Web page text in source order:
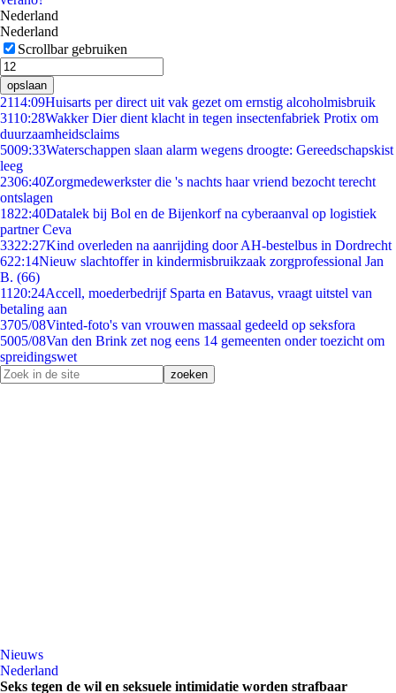
Nederland
Nederland
Scrollbar gebruiken
opslaan
2114:09Huisarts per direct uit vak gezet om ernstig alcoholmisbruik
3110:28Wakker Dier dient klacht in tegen insectenfabriek Protix om
duurzaamheidsclaims
5009:33Waterschappen slaan alarm wegens droogte: Gereedschapskist
leeg
2306:40Zorgmedewerkster die 's nachts haar vriend bezocht terecht
ontslagen
1822:40Datalek bij Bol en de Bijenkorf na cyberaanval op logistiek
partner Ceva
3322:27Kind overleden na aanrijding door AH-bestelbus in Dordrecht
622:14Nieuw slachtoffer in kindermisbruikzaak zorgprofessional Jan
B. (66)
11 20:24Accell, moederbedrijf Sparta en Batavus, vraagt uitstel van
betaling aan
3705/08Vinted-foto's van vrouwen massaal gedeeld op seksfora
5005/08Van den Brink zet nog eens 14 gemeenten onder toezicht om
spreidingswet
Nieuws
Nederland
Seks tegen de wil en seksuele intimidatie worden strafbaar